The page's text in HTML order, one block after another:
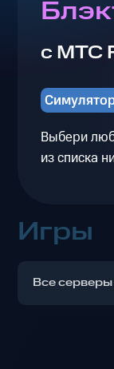
с МТС
Выбери
из списка
Игры
Все серверы